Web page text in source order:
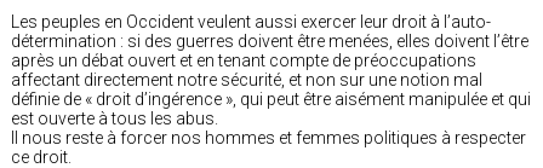
Les peuples en Occident veulent aussi exercer leur droit à l’auto-
détermination : si des guerres doivent être menées, elles doivent l’être
après un débat ouvert et en tenant compte de préoccupations
affectant directement notre sécurité, et non sur une notion mal
définie de « droit d’ingérence », qui peut être aisément manipulée et qui
est ouverte à tous les abus.
Il nous reste à forcer nos hommes et femmes politiques à respecter
ce droit.